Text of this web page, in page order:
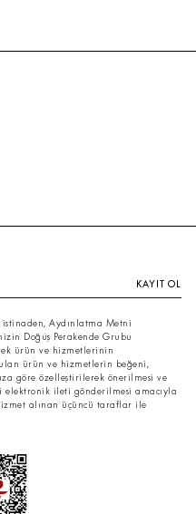
KAYIT OL
istinaden, Aydınlatma Metni
Doğuş Perakende Grubu
ürün ve hizmetlerinin
ürün ve hizmetlerin beğeni,
göre özelleştirilerek önerilmesi ve
elektronik ileti gönderilmesi amacıyla
alınan üçüncü taraflar ile